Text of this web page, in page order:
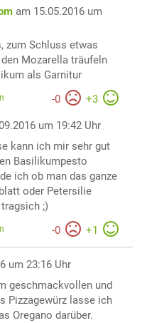
am 15.05.2016 um
zum Schluss etwas
Mozarella träufeln
als Garnitur
-0 +3
um 19:42 Uhr
kann ich mir sehr gut
Basilikumpesto
ich ob man das ganze
oder Petersilie
;)
-0 +1
um 23:16 Uhr
geschmackvollen und
Pizzagewürz lasse ich
Oregano darüber.